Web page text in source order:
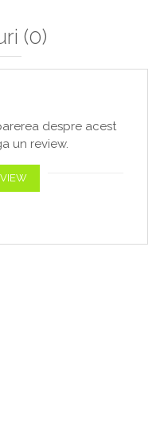
(0)
despre acest
un review.